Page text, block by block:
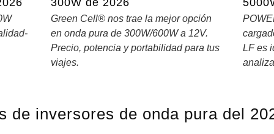
300W de 2026
Green Cell® nos trae la mejor opción
en onda pura de 300W/600W a 12V.
Precio, potencia y portabilidad para tus
viajes.
LF es
de inversores de onda pura del